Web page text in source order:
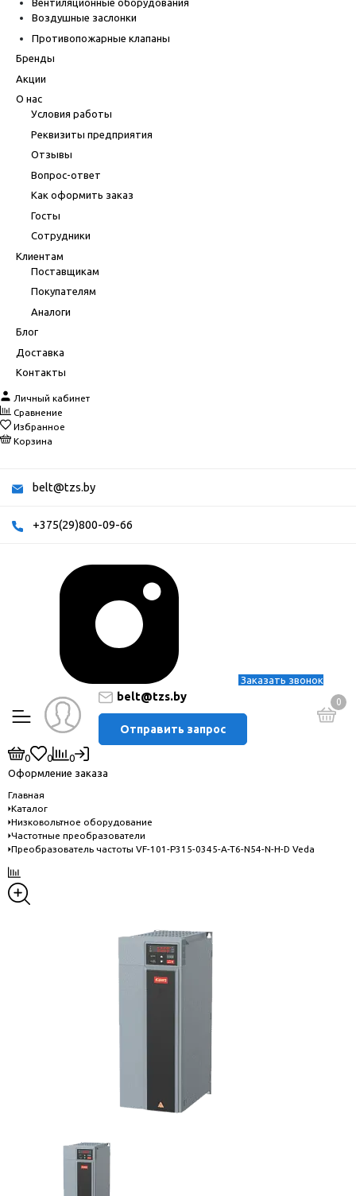
Вентиляционные оборудования
Воздушные заслонки
Противопожарные клапаны
Бренды
Акции
О нас
Условия работы
Реквизиты предприятия
Отзывы
Вопрос-ответ
Как оформить заказ
Госты
Сотрудники
Клиентам
Поставщикам
Покупателям
Аналоги
Блог
Доставка
Контакты
Личный кабинет
Сравнение
Избранное
Корзина
belt@tzs.by
+375(29)800-09-66
Заказать звонок
belt@tzs.by
Отправить запрос
0
0 0
0
Оформление заказа
Главная
Каталог
Низковольтное оборудование
Частотные преобразователи
Преобразователь частоты VF-101-P315-0345-A-T6-N54-N-H-D Veda